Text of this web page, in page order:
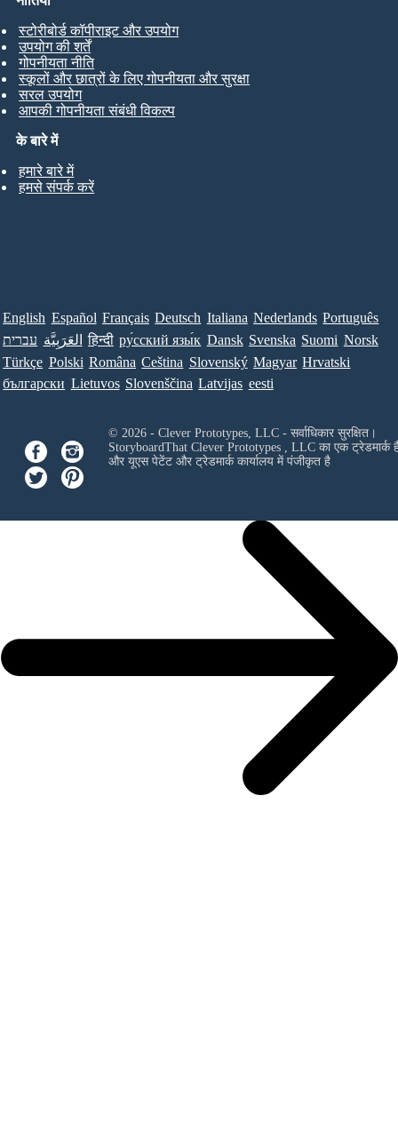
के बारे में
हमारे बारे में
हमसे संपर्क करें
स्टोरीबोर्ड कॉपीराइट और उपयोग
उपयोग की शर्तें
गोपनीयता नीति
स्कूलों और छात्रों के लिए गोपनीयता और सुरक्षा
सरल उपयोग
आपकी गोपनीयता संबंधी विकल्प
English Español Français Deutsch Italiana Nederlands Português
עברית العَرَبِيَّة हिन्दी ру́сский язы́к Dansk Svenska Suomi Norsk
Türkçe Polski Româna Ceština Slovenský Magyar Hrvatski
български Lietuvos Slovenščina Latvijas eesti
© 2026 - Clever Prototypes, LLC - सर्वाधिकार सुरक्षित।
StoryboardThat Clever Prototypes , LLCका एक ट्रेडमार्क
और यूएस पेटेंट और ट्रेडमार्क कार्यालय में पंजीकृत है